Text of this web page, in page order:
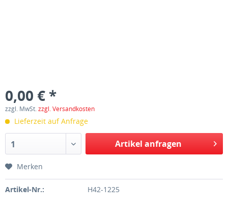
0,00 € *
zzgl. MwSt.zzgl. Versandkosten
Lieferzeit auf Anfrage
1 Artikel anfragen
Merken
Artikel-Nr.: H42-1225